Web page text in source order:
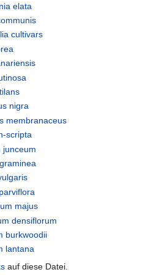
elata
cultivars
nigra
membranaceus
scripta
junceum
majus
densiflorum
burkwoodii
lantana
auf diese Datei.